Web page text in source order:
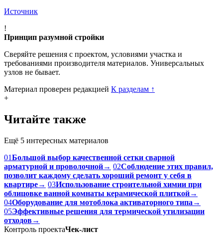
Источник
!
Принцип разумной стройки
Сверяйте решения с проектом, условиями участка и
требованиями производителя материалов. Универсальных
узлов не бывает.
Материал проверен редакцией К разделам ↑
+
Читайте также
Ещё 5 интересных материалов
01Большой выбор качественной сетки сварной
арматурной и проволочной→ 02Соблюдение этих правил,
позволит каждому сделать хороший ремонт у себя в
квартире→ 03Использование строительной химии при
облицовке ванной комнаты керамической плиткой→
04Оборудование для мотоблока активаторного типа →
05Эффективные решения для термической утилизации
отходов→
Контроль проектаЧек-лист